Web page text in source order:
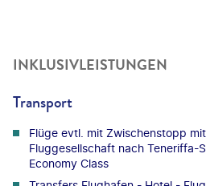
INKLUSIVLEISTUNGEN
Transport
Flüge evtl. mit Zwischenstopp
Fluggesellschaft nach Teneriffa-
Economy Class